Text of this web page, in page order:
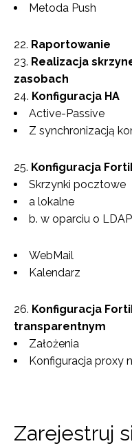
Metoda Push
Raportowanie
Realizacja
zasobach
Konfiguracja HA
Active-Passive
Z synchronizacją
Konfiguracja
Skrzynki pocztowe
a lokalne
b. w oparciu o LDAP
WebMail
Kalendarz
Konfiguracja
transparentnym
Założenia
Konfiguracja proxy
Zarejestruj